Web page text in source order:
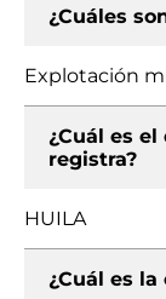
¿Cuáles
Explotación
¿Cuál es
registra?
HUILA
¿Cuál es